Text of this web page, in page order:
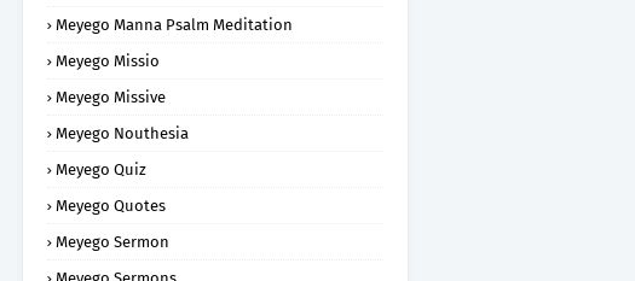
Meyego Manna Psalm Meditation
Meyego Missio
Meyego Missive
Meyego Nouthesia
Meyego Quiz
Meyego Quotes
Meyego Sermon